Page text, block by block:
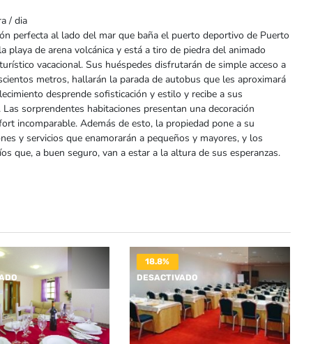
/ dia
perfecta al lado del mar que baña el puerto deportivo de Puerto
playa de arena volcánica y está a tiro de piedra del animado
vacacional. Sus huéspedes disfrutarán de simple acceso a
metros, hallarán la parada de autobus que les aproximará
desprende sofisticación y estilo y recibe a sus
sorprendentes habitaciones presentan una decoración
incomparable. Además de esto, la propiedad pone a su
y servicios que enamorarán a pequeños y mayores, y los
que, a buen seguro, van a estar a la altura de sus esperanzas.
18.8%
DESACTIVADO